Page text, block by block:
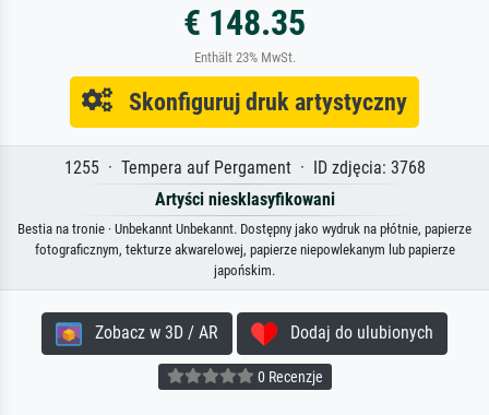
€ 148.35
Enthält 23% MwSt.
Skonfiguruj druk artystyczny
1255 · Tempera auf Pergament · ID zdjęcia: 3768
Artyści niesklasyfikowani
Bestia na tronie · Unbekannt Unbekannt. Dostępny jako wydruk na płótnie, papierze
fotograficznym, tekturze akwarelowej, papierze niepowlekanym lub papierze
japońskim.
Zobacz w 3D / AR Dodaj do ulubionych
0 Recenzje